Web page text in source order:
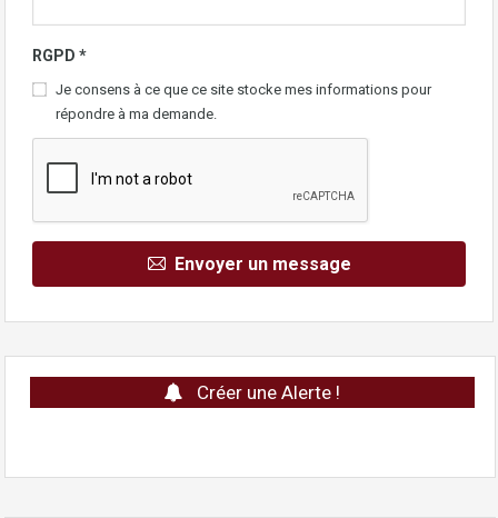
RGPD *
Je consens à ce que ce site stocke mes informations pour
répondre à ma demande.
Envoyer un message
Créer une Alerte !